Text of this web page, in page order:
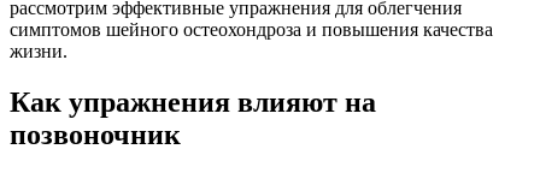
рассмотрим эффективные упражнения для облегчения
симптомов шейного остеохондроза и повышения качества
жизни.
Как упражнения влияют на
позвоночник